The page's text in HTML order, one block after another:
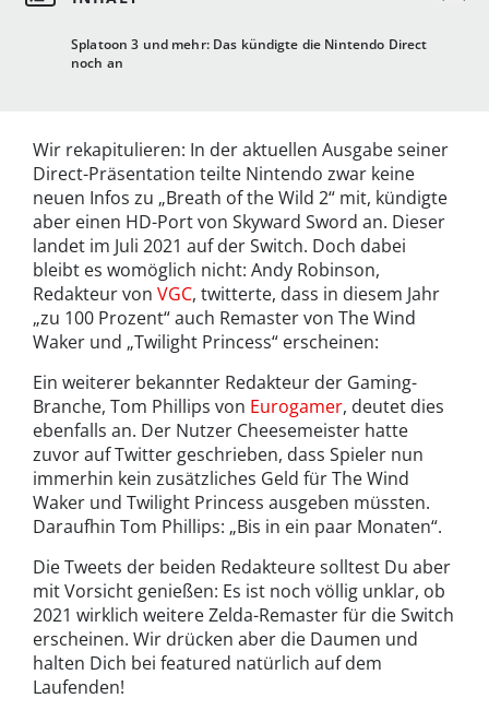
Splatoon 3 und mehr: Das kündigte die Nintendo Direct
noch an
Wir rekapitulieren: In der aktuellen Ausgabe seiner
Direct-Präsentation teilte Nintendo zwar keine
neuen Infos zu „Breath of the Wild 2“ mit, kündigte
aber einen HD-Port von Skyward Sword an. Dieser
landet im Juli 2021 auf der Switch. Doch dabei
bleibt es womöglich nicht: Andy Robinson,
Redakteur von VGC, twitterte, dass in diesem Jahr
„zu 100 Prozent“ auch Remaster von The Wind
Waker und „Twilight Princess“ erscheinen:
Ein weiterer bekannter Redakteur der Gaming-
Branche, Tom Phillips von Eurogamer, deutet dies
ebenfalls an. Der Nutzer Cheesemeister hatte
zuvor auf Twitter geschrieben, dass Spieler nun
immerhin kein zusätzliches Geld für The Wind
Waker und Twilight Princess ausgeben müssten.
Daraufhin Tom Phillips: „Bis in ein paar Monaten“.
Die Tweets der beiden Redakteure solltest Du aber
mit Vorsicht genießen: Es ist noch völlig unklar, ob
2021 wirklich weitere Zelda-Remaster für die Switch
erscheinen. Wir drücken aber die Daumen und
halten Dich bei featured natürlich auf dem
Laufenden!